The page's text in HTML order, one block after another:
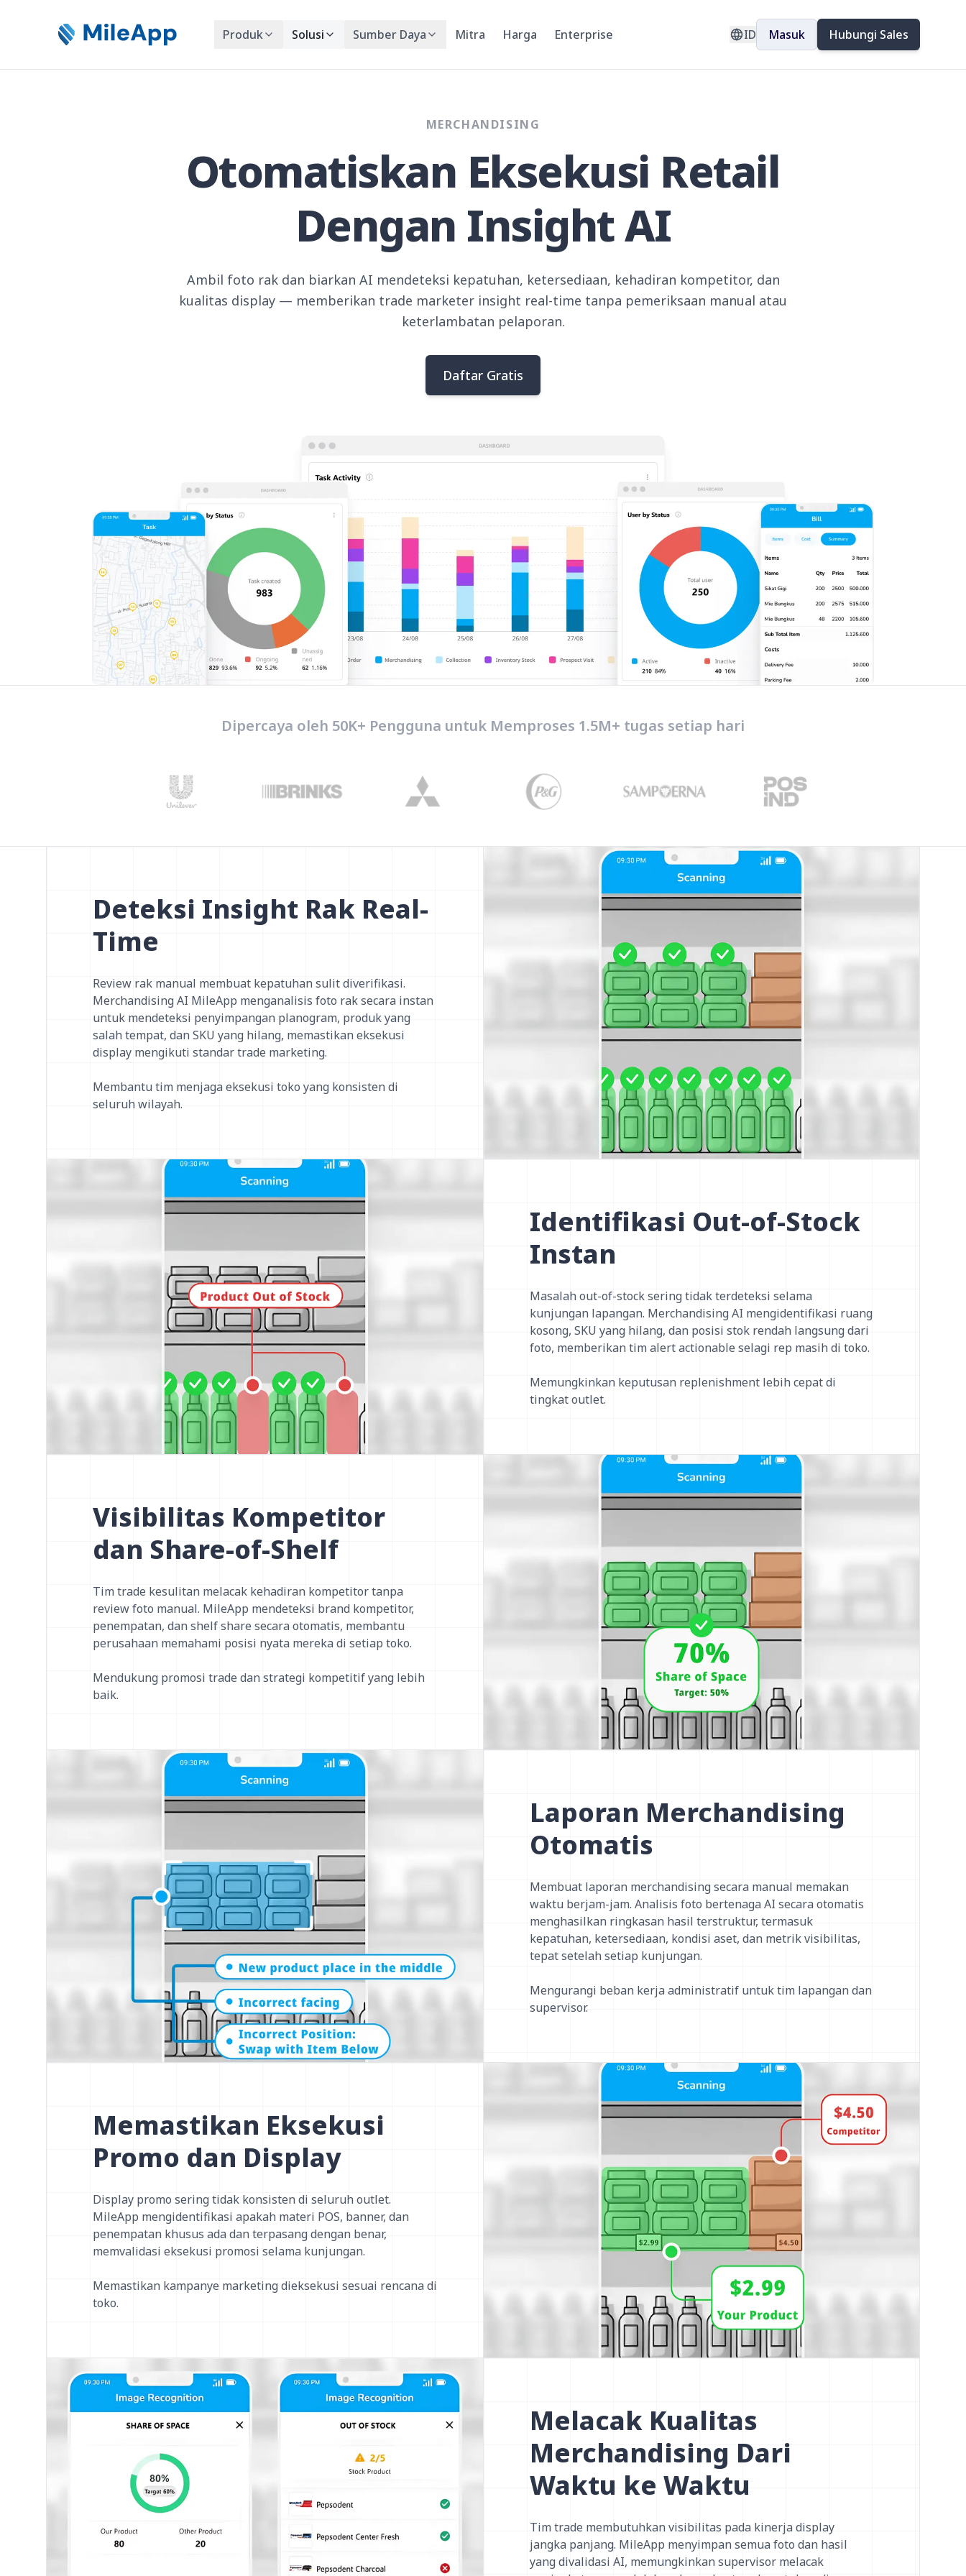
Produk Solusi Sumber Daya Mitra Harga Enterprise ID Masuk Hubungi Sales
MERCHANDISING
Otomatiskan Eksekusi Retail
Dengan Insight AI
Ambil foto rak dan biarkan AI mendeteksi kepatuhan, ketersediaan, kehadiran kompetitor, dan
kualitas display — memberikan trade marketer insight real-time tanpa pemeriksaan manual atau
keterlambatan pelaporan.
Daftar Gratis
Dipercaya oleh 50K+ Pengguna untuk Memproses 1.5M+ tugas setiap hari
Deteksi Insight Rak Real-
Time
Review rak manual membuat kepatuhan sulit diverifikasi.
Merchandising AI MileApp menganalisis foto rak secara instan
untuk mendeteksi penyimpangan planogram, produk yang
salah tempat, dan SKU yang hilang, memastikan eksekusi
display mengikuti standar trade marketing.
Membantu tim menjaga eksekusi toko yang konsisten di
seluruh wilayah.
Identifikasi Out-of-Stock
Instan
Masalah out-of-stock sering tidak terdeteksi selama
kunjungan lapangan. Merchandising AI mengidentifikasi ruang
kosong, SKU yang hilang, dan posisi stok rendah langsung dari
foto, memberikan tim alert actionable selagi rep masih di toko.
Memungkinkan keputusan replenishment lebih cepat di
tingkat outlet.
Visibilitas Kompetitor
dan Share-of-Shelf
Tim trade kesulitan melacak kehadiran kompetitor tanpa
review foto manual. MileApp mendeteksi brand kompetitor,
penempatan, dan shelf share secara otomatis, membantu
perusahaan memahami posisi nyata mereka di setiap toko.
Mendukung promosi trade dan strategi kompetitif yang lebih
baik.
Laporan Merchandising
Otomatis
Membuat laporan merchandising secara manual memakan
waktu berjam-jam. Analisis foto bertenaga AI secara otomatis
menghasilkan ringkasan hasil terstruktur, termasuk
kepatuhan, ketersediaan, kondisi aset, dan metrik visibilitas,
tepat setelah setiap kunjungan.
Mengurangi beban kerja administratif untuk tim lapangan dan
supervisor.
Memastikan Eksekusi
Promo dan Display
Display promo sering tidak konsisten di seluruh outlet.
MileApp mengidentifikasi apakah materi POS, banner, dan
penempatan khusus ada dan terpasang dengan benar,
memvalidasi eksekusi promosi selama kunjungan.
Memastikan kampanye marketing dieksekusi sesuai rencana di
toko.
Melacak Kualitas
Merchandising Dari
Waktu ke Waktu
Tim trade membutuhkan visibilitas pada kinerja display
jangka panjang. MileApp menyimpan semua foto dan hasil
yang divalidasi AI, memungkinkan supervisor melacak